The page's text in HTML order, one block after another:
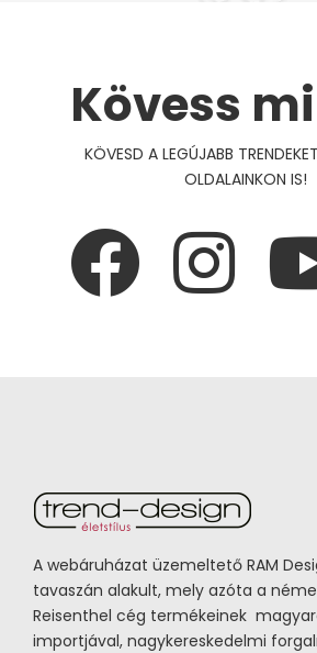
Kövess
KÖVESD A LEGÚJABB
OLDALAINKON IS!
A webáruházat üzemeltető RAM
tavaszán alakult, mely azóta a
Reisenthel cég termékeinek
importjával, nagykereskedelmi